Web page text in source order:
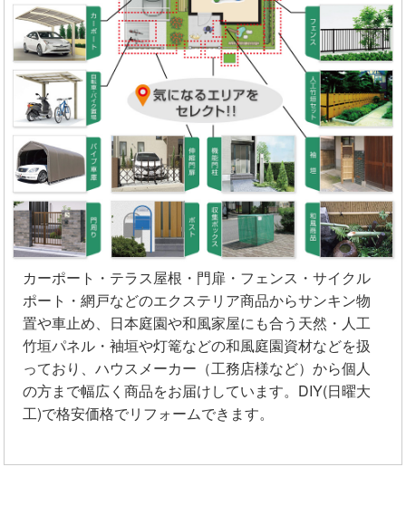
カーポート・テラス屋根・門扉・フェンス・サイクル
ポート・網戸などのエクステリア商品からサンキン物
置や車止め、日本庭園や和風家屋にも合う天然・人工
竹垣パネル・袖垣や灯篭などの和風庭園資材などを扱
っており、ハウスメーカー（工務店様など）から個人
の方まで幅広く商品をお届けしています。DIY(日曜大
工)で格安価格でリフォームできます。